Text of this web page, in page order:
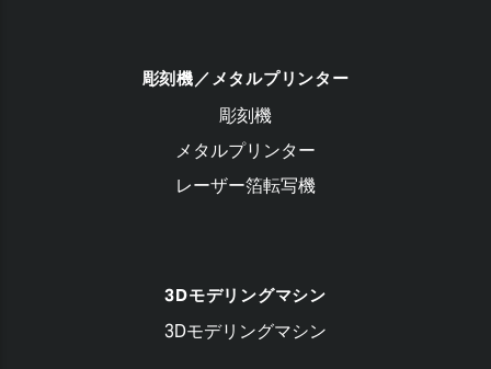
彫刻機／メタルプリンター
彫刻機
メタルプリンター
レーザー箔転写機
3Dモデリングマシン
3Dモデリングマシン